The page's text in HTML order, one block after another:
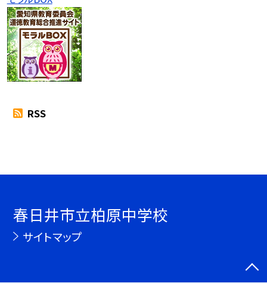
RSS
春日井市立柏原中学校
サイトマップ